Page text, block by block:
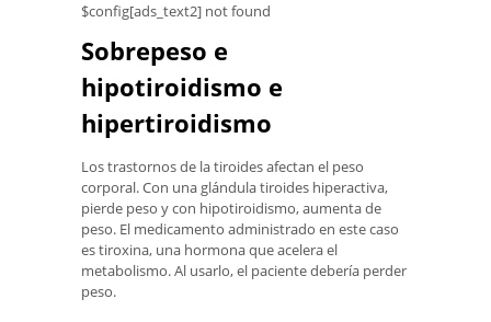
$config[ads_text2] not found
Sobrepeso e
hipotiroidismo e
hipertiroidismo
Los trastornos de la tiroides afectan el peso
corporal. Con una glándula tiroides hiperactiva,
pierde peso y con hipotiroidismo, aumenta de
peso. El medicamento administrado en este caso
es tiroxina, una hormona que acelera el
metabolismo. Al usarlo, el paciente debería perder
peso.